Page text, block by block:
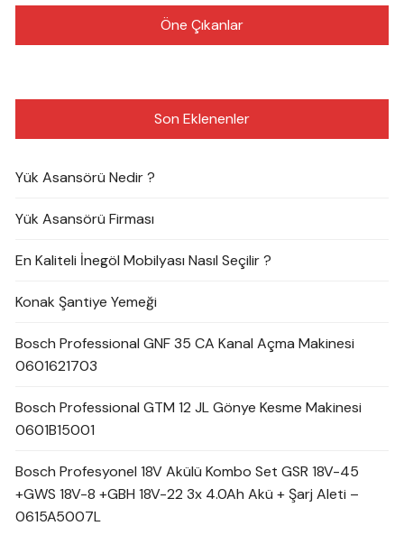
Öne Çıkanlar
Son Eklenenler
Yük Asansörü Nedir ?
Yük Asansörü Firması
En Kaliteli İnegöl Mobilyası Nasıl Seçilir ?
Konak Şantiye Yemeği
Bosch Professional GNF 35 CA Kanal Açma Makinesi
0601621703
Bosch Professional GTM 12 JL Gönye Kesme Makinesi
0601B15001
Bosch Profesyonel 18V Akülü Kombo Set GSR 18V-45
+GWS 18V-8 +GBH 18V-22 3x 4.0Ah Akü + Şarj Aleti –
0615A5007L